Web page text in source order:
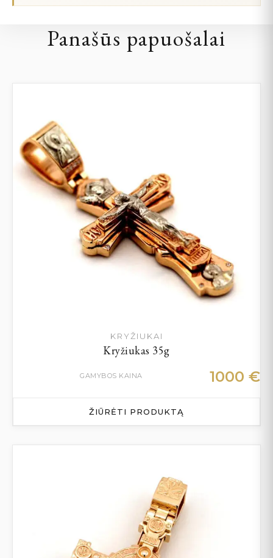
Panašūs papuošalai
KRYŽIUKAI
Kryžiukas 35g
GAMYBOS KAINA 1000 €
ŽIŪRĖTI PRODUKTĄ